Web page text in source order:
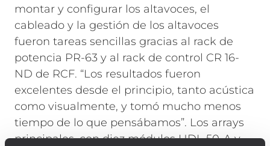
montar y configurar los altavoces, el
cableado y la gestión de los altavoces
fueron tareas sencillas gracias al rack de
potencia PR-63 y al rack de control CR 16-
ND de RCF. “Los resultados fueron
excelentes desde el principio, tanto acústica
como visualmente, y tomó mucho menos
tiempo de lo que pensábamos”. Los arrays
principales, con diez módulos HDL 50-A y